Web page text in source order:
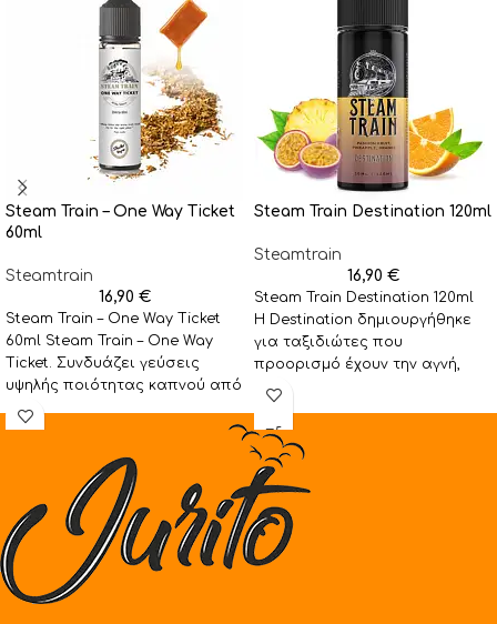
Steam Train – One Way Ticket
60ml
Steamtrain
16,90 €
Steam Train – One Way Ticket
60ml Steam Train – One Way
Ticket. Συνδυάζει γεύσεις
υψηλής ποιότητας καπνού από
Ανατολή
Steam Train Destination 120ml
Steamtrain
16,90 €
Steam Train Destination 120ml
Η Destination δημιουργήθηκε
για ταξιδιώτες που
προορισμό έχουν την αγνή,
ατελείωτη ικανοποίηση. Μια
τροπική γεύση που